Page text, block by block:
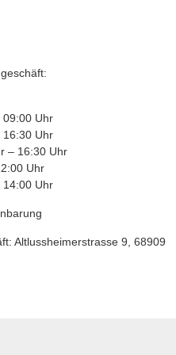
09:00 Uhr
16:30 Uhr
– 16:30 Uhr
Uhr
14:00 Uhr
Altlussheimerstrasse 9, 68909